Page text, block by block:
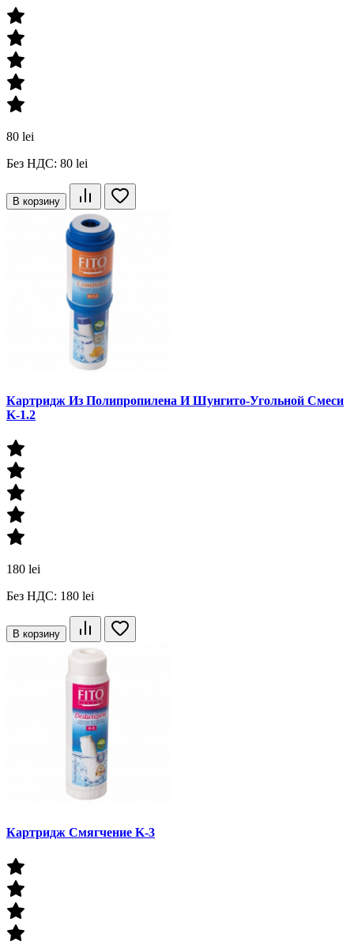
80 lei
Без НДС: 80 lei
В корзину
Картридж Из Полипропилена И Шунгито-Угольной Смеси
K-1.2
180 lei
Без НДС: 180 lei
В корзину
Картридж Смягчение K-3